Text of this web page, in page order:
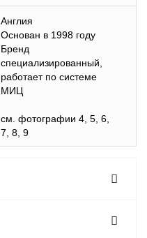
Англия
Основан в 1998 году
Бренд
специализированный,
работает по системе
МИЦ
cм. фотографии 4, 5, 6,
7, 8, 9